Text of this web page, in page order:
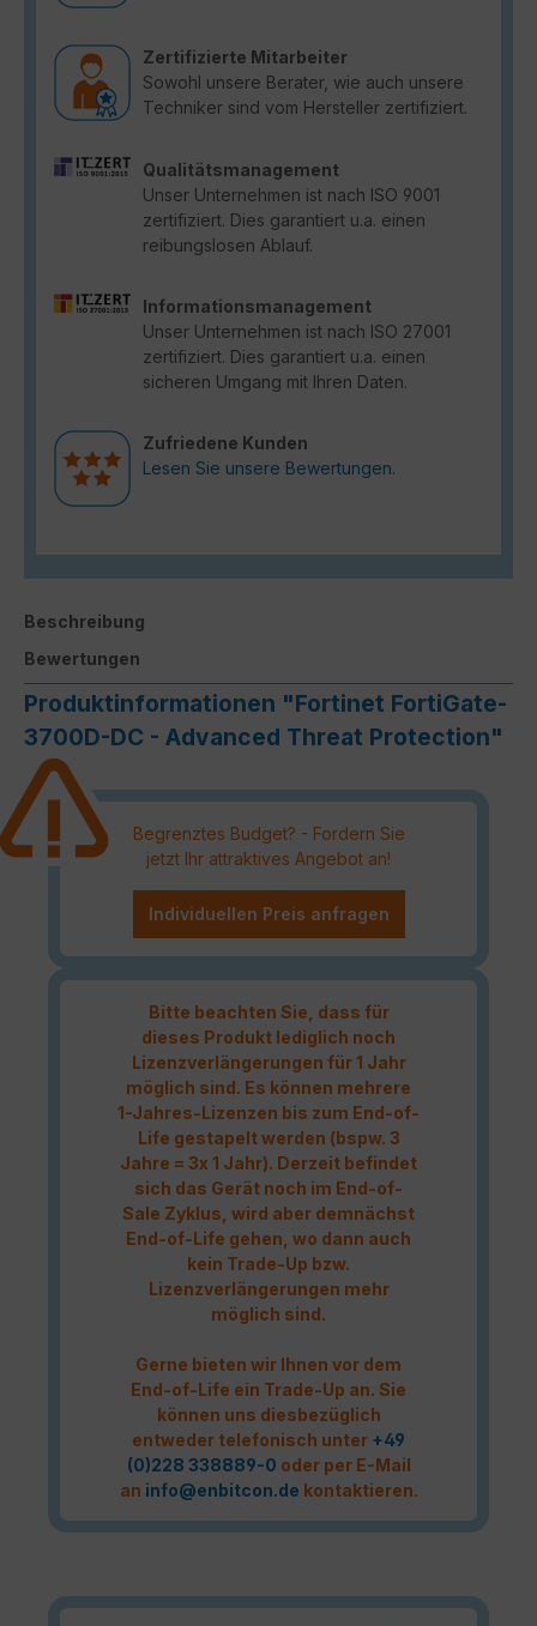
Zertifizierte Mitarbeiter
Sowohl unsere Berater, wie auch unsere
Techniker sind vom Hersteller zertifiziert.
Qualitätsmanagement
Unser Unternehmen ist nach ISO 9001
zertifiziert. Dies garantiert u.a. einen
reibungslosen Ablauf.
Informationsmanagement
Unser Unternehmen ist nach ISO 27001
zertifiziert. Dies garantiert u.a. einen
sicheren Umgang mit Ihren Daten.
Zufriedene Kunden
Lesen Sie unsere Bewertungen.
Beschreibung
Bewertungen
Produktinformationen "Fortinet FortiGate-
3700D-DC - Advanced Threat Protection"
Begrenztes Budget? - Fordern Sie
jetzt Ihr attraktives Angebot an!
Individuellen Preis anfragen
Bitte beachten Sie, dass für
dieses Produkt lediglich noch
Lizenzverlängerungen für 1 Jahr
möglich sind. Es können mehrere
1-Jahres-Lizenzen bis zum End-of-
Life gestapelt werden (bspw. 3
Jahre = 3x 1 Jahr). Derzeit befindet
sich das Gerät noch im End-of-
Sale Zyklus, wird aber demnächst
End-of-Life gehen, wo dann auch
kein Trade-Up bzw.
Lizenzverlängerungen mehr
möglich sind.
Gerne bieten wir Ihnen vor dem
End-of-Life ein Trade-Up an. Sie
können uns diesbezüglich
entweder telefonisch unter +49
(0)228 338889-0 oder per E-Mail
an info@enbitcon.de kontaktieren.